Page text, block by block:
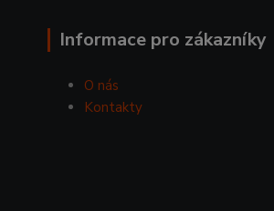
Informace pro zákazníky
O nás
Kontakty